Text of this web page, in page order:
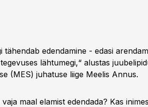
tähendab edendamine - edasi
lähtumegi,“ alustas
(MES) juhatuse liige Meelis Annus.
maal elamist edendada? Kas